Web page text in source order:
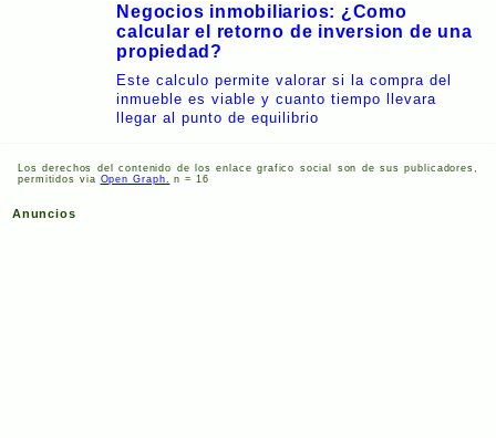
Negocios inmobiliarios: ¿Como
calcular el retorno de inversion de una
propiedad?
Este calculo permite valorar si la compra del
inmueble es viable y cuanto tiempo llevara
llegar al punto de equilibrio
Los derechos del contenido de los enlace grafico social son de sus publicadores,
permitidos via Open Graph. n = 16
Anuncios